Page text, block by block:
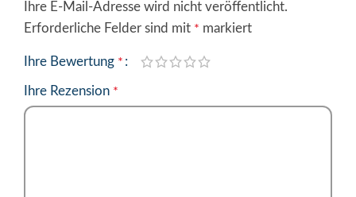
Ihre E-Mail-Adresse wird nicht veröffentlicht.
Erforderliche Felder sind mit * markiert
Ihre Bewertung *
Ihre Rezension *
Alternative: